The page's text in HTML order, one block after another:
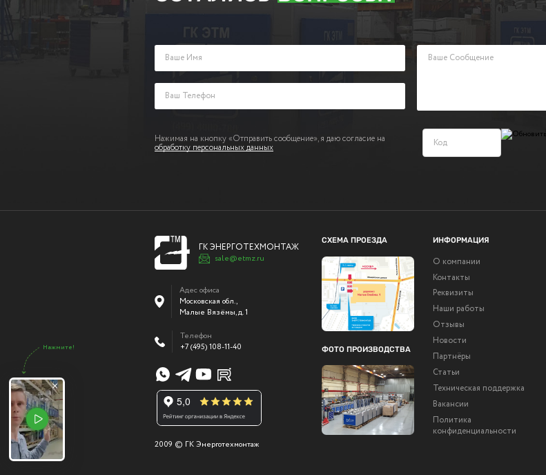
Заполните поля ниже и оставьте заявку. Наш менеджер ответит Вам в кратчайшие сроки.
Нажимая на кнопку «Отправить сообщение», я даю согласие на
обработку персональных данных
ГК ЭНЕРГОТЕХМОНТАЖ
sale@etmz.ru
Адес офиса
Московская обл.,
Малые Вязёмы,д. 1
Телефон
+7 (495) 108-11-40
2009 © ГК Энерготехмонтаж
СХЕМА ПРОЕЗДА
ФОТО ПРОИЗВОДСТВА
ИНФОРМАЦИЯ
О компании
Контакты
Реквизиты
Наши работы
Отзывы
Новости
Партнёры
Статьи
Техническая поддержка
Вакансии
Политика
конфиденциальности
Нажмите!